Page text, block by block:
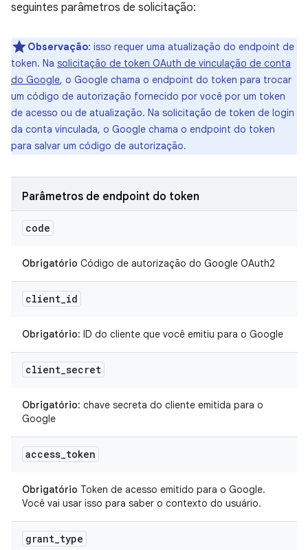
seguintes parâmetros de solicitação:
Observação: isso requer uma atualização do endpoint de
token. Na solicitação de token OAuth de vinculação de conta
do Google, o Google chama o endpoint do token para trocar
um código de autorização fornecido por você por um token
de acesso ou de atualização. Na solicitação de token de login
da conta vinculada, o Google chama o endpoint do token
para salvar um código de autorização.
Parâmetros de endpoint do token
code
Obrigatório Código de autorização do Google OAuth2
client_id
Obrigatório: ID do cliente que você emitiu para o Google
client_secret
Obrigatório: chave secreta do cliente emitida para o
Google
access_token
Obrigatório Token de acesso emitido para o Google.
Você vai usar isso para saber o contexto do usuário.
grant_type